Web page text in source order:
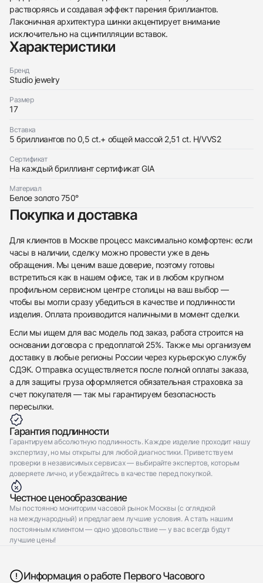
438
285
145
142
205
204
195
150
6
растворяясь и создавая эффект парения бриллиантов.
Лаконичная архитектура шинки акцентирует внимание
исключительно на сцинтилляции вставок.
Характеристики
Бренд
Studio jewelry
Размер
17
Вставка
5 бриллиантов по 0,5 сt.+ общей массой 2,51 ct. H/VVS2
Сертификат
На каждый бриллиант сертификат GIA
Материал
Белое золото 750°
Покупка и доставка
Для клиентов в Москве процесс максимально комфортен: если
часы в наличии, сделку можно провести уже в день
обращения. Мы ценим ваше доверие, поэтому готовы
встретиться как в нашем офисе, так и в любом крупном
профильном сервисном центре столицы на ваш выбор —
чтобы вы могли сразу убедиться в качестве и подлинности
изделия. Оплата производится наличными в момент сделки.
Если мы ищем для вас модель под заказ, работа строится на
основании договора с предоплатой 25%. Также мы организуем
доставку в любые регионы России через курьерскую службу
СДЭК. Отправка осуществляется после полной оплаты заказа,
а для защиты груза оформляется обязательная страховка за
счет покупателя — так мы гарантируем безопасность
пересылки.
Гарантия подлинности
Гарантируем абсолютную подлинность. Каждое изделие проходит нашу
экспертизу, но мы открыты для любой диагностики. Приветствуем
проверки в независимых сервисах — выбирайте экспертов, которым
доверяете лично, и убеждайтесь в качестве перед покупкой.
Честное ценообразование
Мы постоянно мониторим часовой рынок Москвы (с оглядкой
на международный) и предлагаем лучшие условия. А стать нашим
постоянным клиентом — одно удовольствие — у вас всегда будут
лучшие цены!
Информация о работе Первого Часового
Оставьте ваши контактные данные и мы свяжемся
с вами
Кольцо с бриллиантами 2,51 ct. H/VVS2
НовыеКоробка + Документы
Отправить заявку
Трейд-ин часов
с вами
Studio jewelry
Кольцо с бриллиантами 2,51 ct. H/VVS2
Приложите фото ваших часов…
Отправить заявку